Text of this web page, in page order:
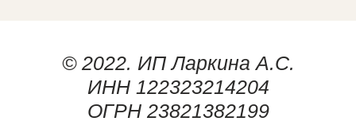
© 2022. ИП Ларкина А.С.
ИНН 122323214204
ОГРН 23821382199